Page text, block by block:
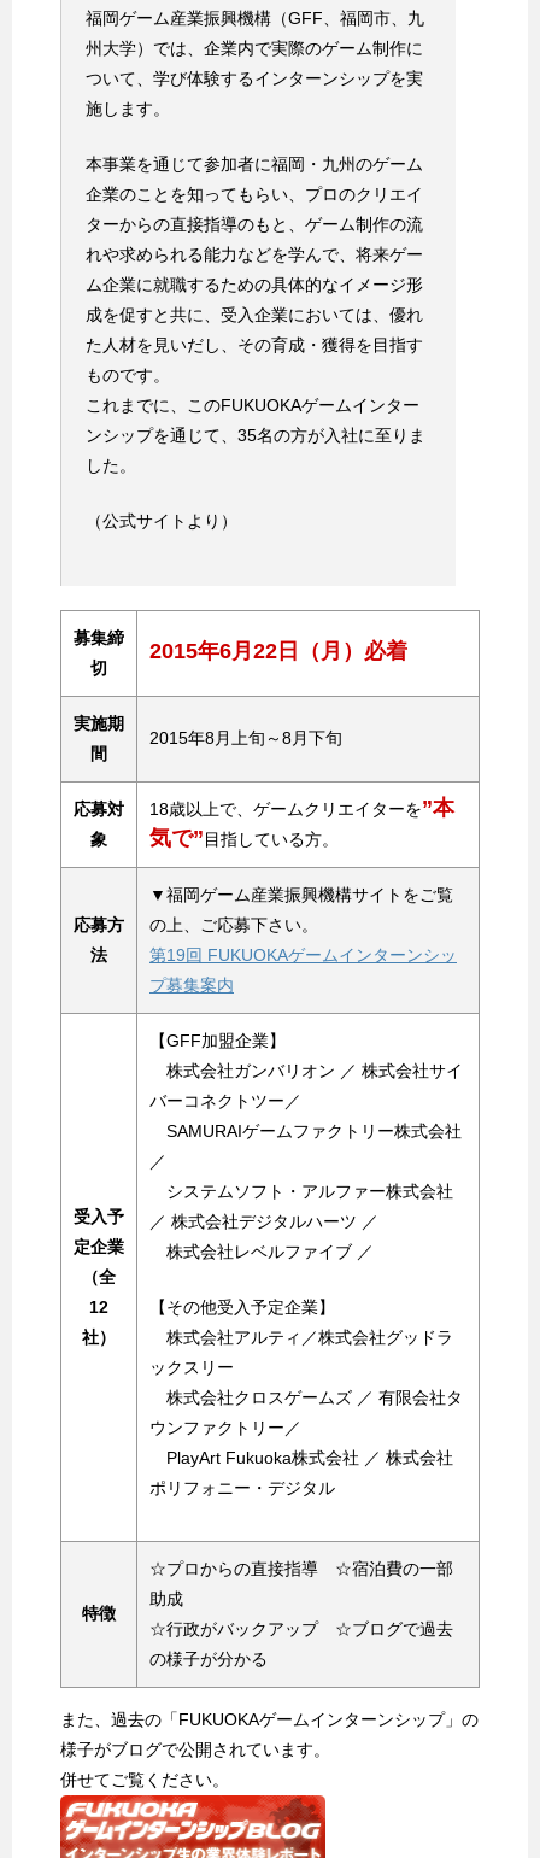
福岡ゲーム産業振興機構（GFF、福岡市、九
州大学）では、企業内で実際のゲーム制作に
ついて、学び体験するインターンシップを実
施します。
本事業を通じて参加者に福岡・九州のゲーム
企業のことを知ってもらい、プロのクリエイ
ターからの直接指導のもと、ゲーム制作の流
れや求められる能力などを学んで、将来ゲー
ム企業に就職するための具体的なイメージ形
成を促すと共に、受入企業においては、優れ
た人材を見いだし、その育成・獲得を目指す
ものです。
これまでに、このFUKUOKAゲームインター
ンシップを通じて、35名の方が入社に至りま
した。
（公式サイトより）
募集締
切
2015年6月22日（月）必着
実施期
間
2015年8月上旬～8月下旬
応募対
象
18歳以上で、ゲームクリエイターを”本
気で”目指している方。
応募方
法
▼福岡ゲーム産業振興機構サイトをご覧
の上、ご応募下さい。
第19回 FUKUOKAゲームインターンシッ
プ募集案内
受入予
定企業
（全
12
社）
【GFF加盟企業】
株式会社ガンバリオン ／ 株式会社サイ
バーコネクトツー／
SAMURAIゲームファクトリー株式会社
／
システムソフト・アルファー株式会社
／ 株式会社デジタルハーツ ／
株式会社レベルファイブ ／
【その他受入予定企業】
株式会社アルティ／株式会社グッドラ
ックスリー
株式会社クロスゲームズ ／ 有限会社タ
ウンファクトリー／
PlayArt Fukuoka株式会社 ／ 株式会社
ポリフォニー・デジタル
特徴
☆プロからの直接指導 ☆宿泊費の一部
助成
☆行政がバックアップ ☆ブログで過去
の様子が分かる
また、過去の「FUKUOKAゲームインターンシップ」の
様子がブログで公開されています。
併せてご覧ください。